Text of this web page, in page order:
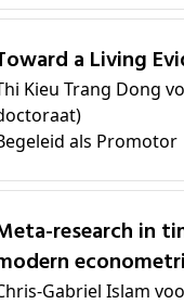
Toward a Living
Kieu Trang Dong
als Promotor
machine learning, and
Gabriel Islam